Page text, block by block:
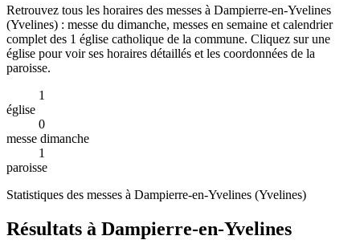
Retrouvez tous les horaires des messes à Dampierre-en-Yvelines
(Yvelines) : messe du dimanche, messes en semaine et calendrier
complet des 1 église catholique de la commune. Cliquez sur une
église pour voir ses horaires détaillés et les coordonnées de la
paroisse.
1
église
0
messe dimanche
1
paroisse
Statistiques des messes à Dampierre-en-Yvelines (Yvelines)
Résultats à Dampierre-en-Yvelines